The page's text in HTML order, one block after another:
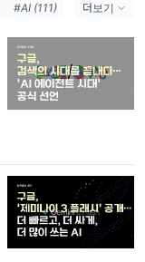
#AI (111)
#메타 (36)
더보기